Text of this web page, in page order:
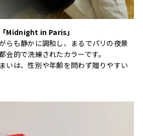
Midnight in Paris」
らも静かに調和し、まるでパリの夜景
会的で洗練されたカラーです。
いは、性別や年齢を問わず贈りやすい